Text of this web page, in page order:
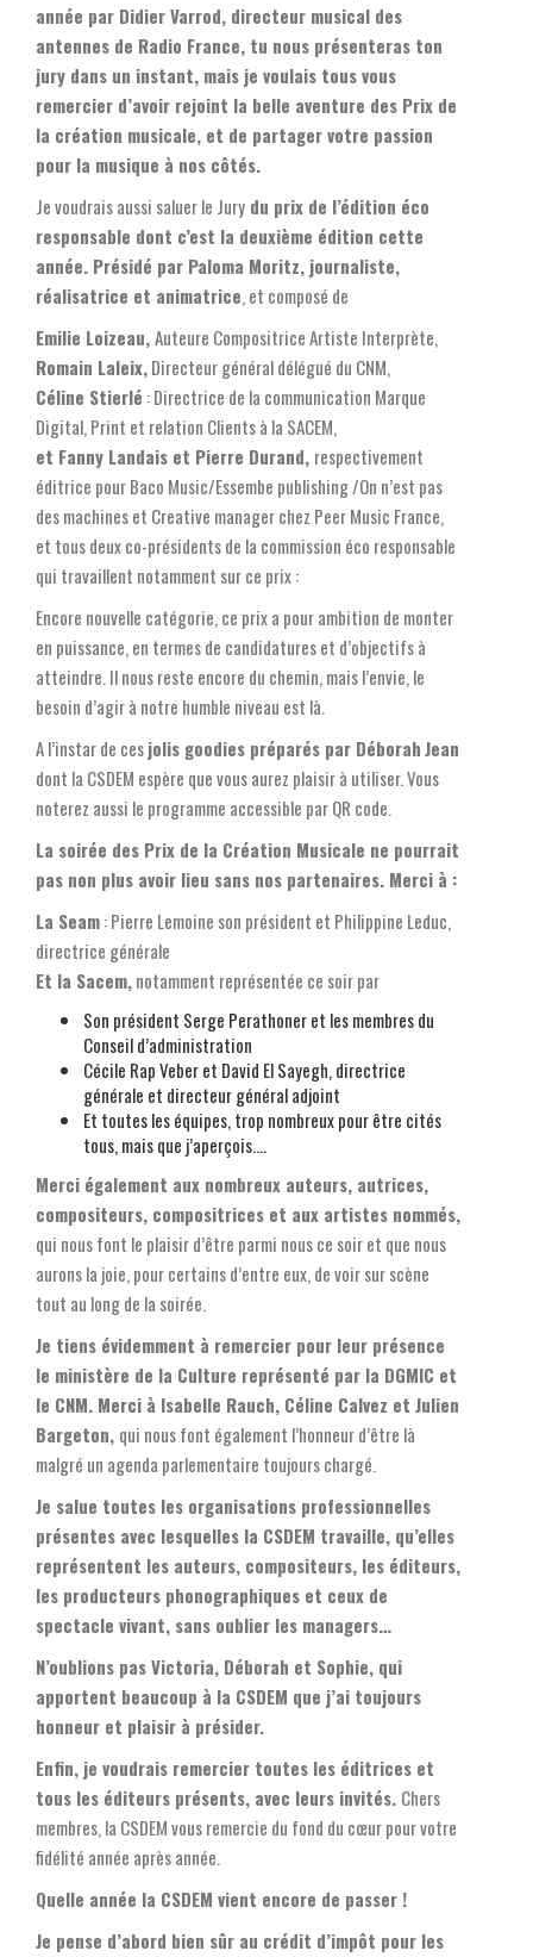
année par Didier Varrod, directeur musical des
antennes de Radio France, tu nous présenteras ton
jury dans un instant, mais je voulais tous vous
remercier d’avoir rejoint la belle aventure des Prix de
la création musicale, et de partager votre passion
pour la musique à nos côtés.
Je voudrais aussi saluer le Jury du prix de l’édition éco
responsable dont c’est la deuxième édition cette
année. Présidé par Paloma Moritz, journaliste,
réalisatrice et animatrice, et composé de
Emilie Loizeau,Auteure Compositrice Artiste Interprète,
Romain Laleix,Directeur général délégué du CNM,
Céline Stierlé : Directrice de la communication Marque
Digital, Print et relation Clients à la SACEM,
et Fanny Landais et Pierre Durand, respectivement
éditrice pour Baco Music/Essembe publishing /On n’est pas
des machines et Creative manager chez Peer Music France,
et tous deux co-présidents de la commission éco responsable
qui travaillent notamment sur ce prix :
Encore nouvelle catégorie, ce prix a pour ambition de monter
en puissance, en termes de candidatures et d’objectifs à
atteindre. Il nous reste encore du chemin, mais l’envie, le
besoin d’agir à notre humble niveau est là.
A l’instar de cesjolis goodies préparés par DéborahJean
dont la CSDEM espère que vous aurez plaisir à utiliser. Vous
noterez aussi le programme accessible par QR code.
La soirée des Prix de la Création Musicale ne pourrait
pas non plus avoir lieu sans nos partenaires. Merci à :
La Seam: Pierre Lemoine son président et Philippine Leduc,
directrice générale
Et la Sacem,notamment représentée ce soir par
Son président Serge Perathoner et les membres du
Conseil d’administration
Cécile Rap Veber et David El Sayegh, directrice
générale et directeur général adjoint
Et toutes les équipes, trop nombreux pour être cités
tous, mais que j’aperçois….
Merci également aux nombreux auteurs, autrices,
compositeurs, compositrices et aux artistes nommés,
qui nous font le plaisir d’être parmi nous ce soir et que nous
aurons la joie, pour certains d’entre eux, de voir sur scène
tout au long de la soirée.
Je tiens évidemment à remercier pour leur présence
le ministère de la Culture représenté par la DGMIC et
le CNM. Merci à Isabelle Rauch, Céline Calvez et Julien
Bargeton, qui nous font également l’honneur d’être là
malgré un agenda parlementaire toujours chargé.
Je salue toutes les organisations professionnelles
présentes avec lesquelles la CSDEM travaille, qu’elles
représentent les auteurs, compositeurs, les éditeurs,
les producteurs phonographiques et ceux de
spectacle vivant, sans oublier les managers…
N’oublions pas Victoria, Déborah et Sophie, qui
apportent beaucoup à la CSDEM que j’ai toujours
honneur et plaisir à présider.
Enfin, je voudrais remercier toutes les éditrices et
tous les éditeurs présents, avec leurs invités. Chers
membres, la CSDEM vous remercie du fond du cœur pour votre
fidélité année après année.
Quelle année la CSDEM vient encore de passer !
Je pense d’abord bien sûr au crédit d’impôt pour les